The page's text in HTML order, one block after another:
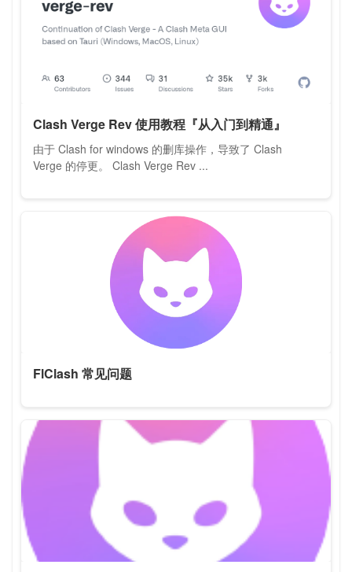
Clash Verge Rev 使用教程『从入门到精通』
由于 Clash for windows 的删库操作，导致了 Clash
Verge 的停更。 Clash Verge Rev ...
FlClash 常见问题